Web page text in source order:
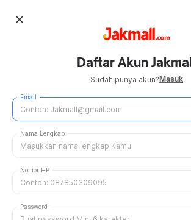
close
Daftar Akun
Sudah punya akun?Masuk
Email
Nama Lengkap
Nomor HP
Password